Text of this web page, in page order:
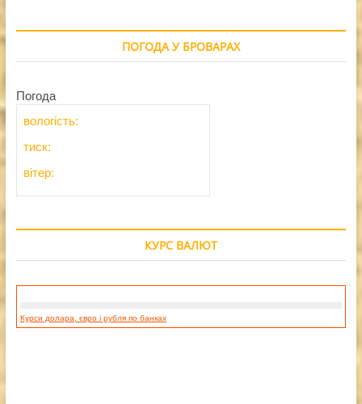
ПОГОДА У БРОВАРАХ
Погода
вологість:
тиск:
вітер:
КУРС ВАЛЮТ
Курси долара, євро і рубля по банках